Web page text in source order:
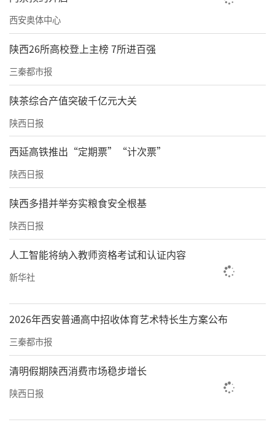
西安奥体中心
陕西26所高校登上主榜 7所进百强
三秦都市报
陕茶综合产值突破千亿元大关
陕西日报
西延高铁推出“定期票”“计次票”
陕西日报
陕西多措并举夯实粮食安全根基
陕西日报
人工智能将纳入教师资格考试和认证内容
新华社
2026年西安普通高中招收体育艺术特长生方案公布
三秦都市报
清明假期陕西消费市场稳步增长
陕西日报